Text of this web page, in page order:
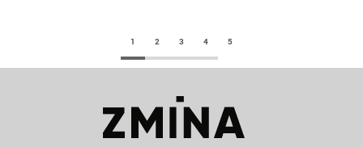
1 2 3 4 5